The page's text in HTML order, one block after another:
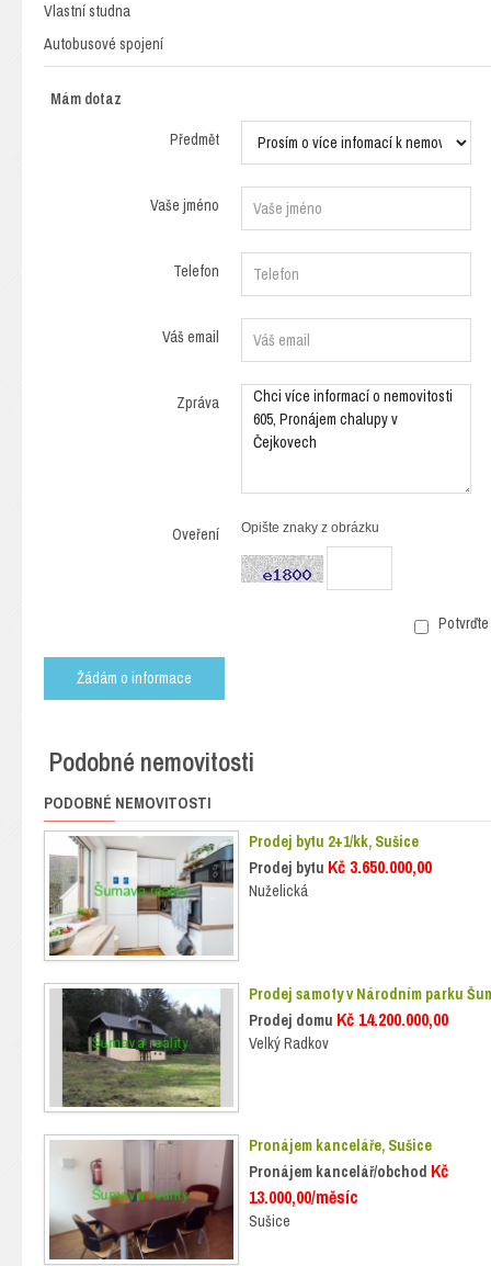
Vlastní studna
Autobusové spojení
Mám dotaz
Předmět
Vaše jméno
Telefon
Váš email
Zpráva
Oveření Opište znaky z obrázku
Podobné nemovitosti
PODOBNÉ NEMOVITOSTI
Prodej bytu 2+1/kk, Sušice
Prodej bytu Kč 3.650.000,00
Nuželická
Prodej samoty v Národním parku
Prodej domu Kč 14.200.000,00
Velký Radkov
Pronájem kanceláře, Sušice
Pronájem kancelář/obchod Kč
13.000,00/měsíc
Sušice